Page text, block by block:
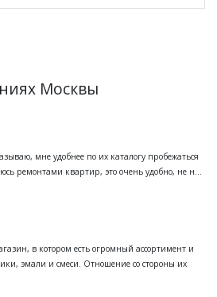
Москвы
мне удобнее по их каталогу пробежаться
ремонтами квартир, это очень удобно, не н...
в котором есть огромный ассортимент и
эмали и смеси. Отношение со стороны их